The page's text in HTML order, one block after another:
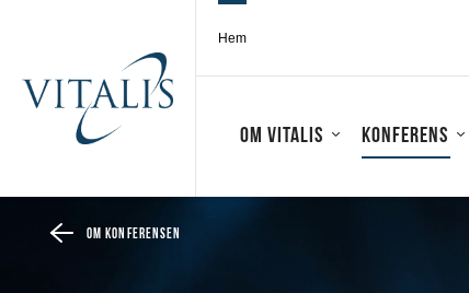
Hem
Om Vitalis Konferens
Om konferensen